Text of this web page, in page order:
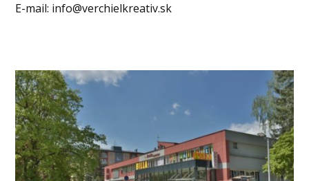
E-mail: info@verchielkreativ.sk